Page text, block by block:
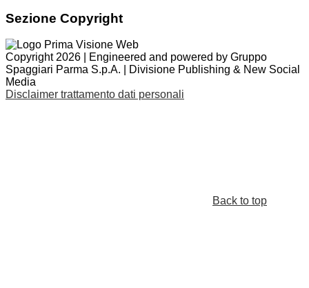
Sezione Copyright
Copyright 2026 | Engineered and powered by Gruppo
Spaggiari Parma S.p.A. | Divisione Publishing & New Social
Media
Disclaimer trattamento dati personali
Back to top